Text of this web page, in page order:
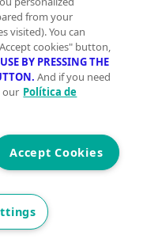
reservados - UCI
INMOBILIARIOS, S.A.U
from your
visited). You can
cookies" button,
BY PRESSING THE
And if you need
our Política de
Accept Cookies